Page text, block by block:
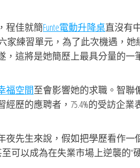
佳就簡Funte電動升降桌直沒有
六家練習單元，為了此次機遇，
，這將是她簡歷上最具分量的一
福空間至會影響她的求職。智聯
歷的應聘者，75.4%的受訪企
先生來說，假如把學歷看作一
可以成為在失業市場上逆襲的“